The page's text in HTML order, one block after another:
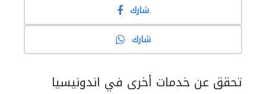
شارك
شارك
تحقق عن خدمات أخرى في اندونيسيا